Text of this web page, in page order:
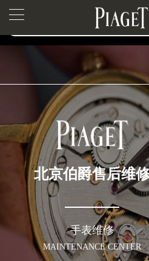
2026年6月伯爵北京市
2026年6月伯爵售后服
节假日正常营业！
北京伯爵售后维
手表维修
MAINTENANCE CENTER